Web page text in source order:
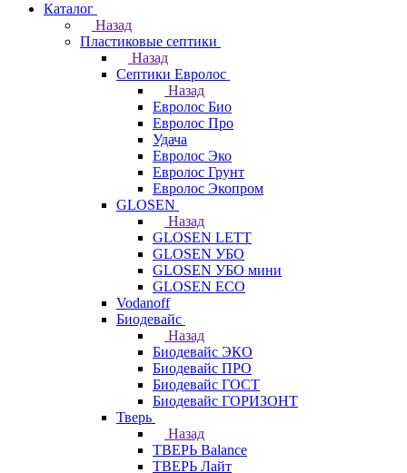
Каталог
Назад
Пластиковые септики
Назад
Септики Евролос
Назад
Евролос Био
Евролос Про
Удача
Евролос Эко
Евролос Грунт
Евролос Экопром
GLOSEN
Назад
GLOSEN LETT
GLOSEN УБО
GLOSEN УБО мини
GLOSEN ECO
Vodanoff
Биодевайс
Назад
Биодевайс ЭКО
Биодевайс ПРО
Биодевайс ГОСТ
Биодевайс ГОРИЗОНТ
Тверь
Назад
ТВЕРЬ Balance
ТВЕРЬ Лайт